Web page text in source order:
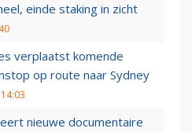
einde staking in zicht
verplaatst komende
op route naar Sydney
nieuwe documentaire